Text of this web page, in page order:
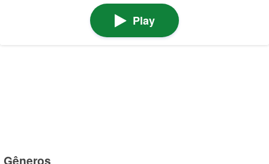
Play
Gêneros